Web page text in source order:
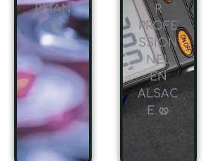
RMAN
CE
R
PROFE
SSION
NEL
EN
ALSAC
E 🥨